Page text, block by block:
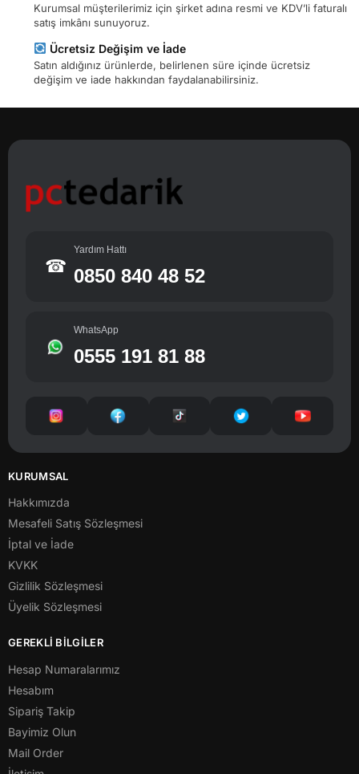
Kurumsal müşterilerimiz için şirket adına resmi ve KDV’li faturalı
satış imkânı sunuyoruz.
Ücretsiz Değişim ve İade
Satın aldığınız ürünlerde, belirlenen süre içinde ücretsiz
değişim ve iade hakkından faydalanabilirsiniz.
☎
Yardım Hattı
0850 840 48 52
WhatsApp
0555 191 81 88
KURUMSAL
Hakkımızda
Mesafeli Satış Sözleşmesi
İptal ve İade
KVKK
Gizlilik Sözleşmesi
Üyelik Sözleşmesi
GEREKLİ BİLGİLER
Hesap Numaralarımız
Hesabım
Sipariş Takip
Bayimiz Olun
Mail Order